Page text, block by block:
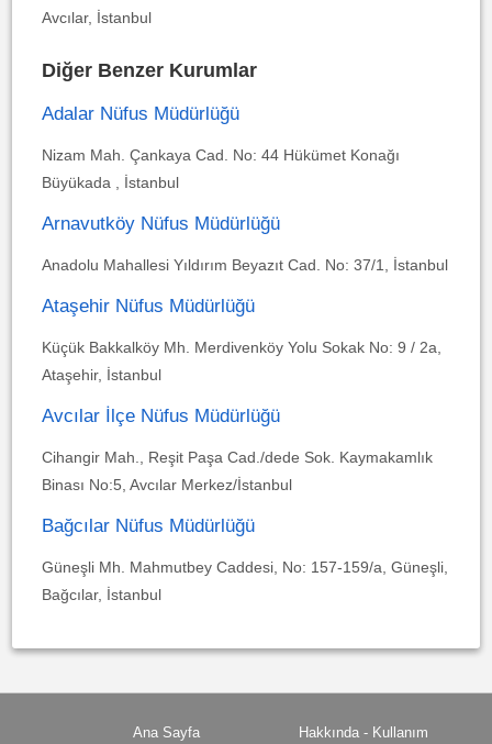
Avcılar, İstanbul
Diğer Benzer Kurumlar
Adalar Nüfus Müdürlüğü
Nizam Mah. Çankaya Cad. No: 44 Hükümet Konağı
Büyükada , İstanbul
Arnavutköy Nüfus Müdürlüğü
Anadolu Mahallesi Yıldırım Beyazıt Cad. No: 37/1, İstanbul
Ataşehir Nüfus Müdürlüğü
Küçük Bakkalköy Mh. Merdivenköy Yolu Sokak No: 9 / 2a,
Ataşehir, İstanbul
Avcılar İlçe Nüfus Müdürlüğü
Cihangir Mah., Reşit Paşa Cad./dede Sok. Kaymakamlık
Binası No:5, Avcılar Merkez/İstanbul
Bağcılar Nüfus Müdürlüğü
Güneşli Mh. Mahmutbey Caddesi, No: 157-159/a, Güneşli,
Bağcılar, İstanbul
Ana Sayfa Hakkında - Kullanım